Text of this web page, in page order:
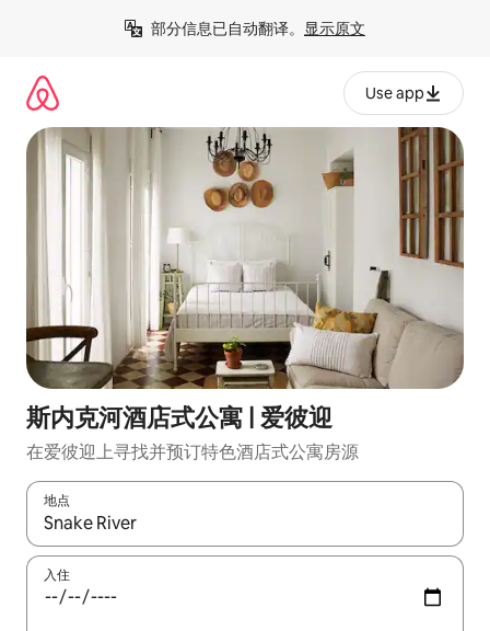
部分信息已自动翻译。 显示原文
Use app
斯内克河酒店式公寓 | 爱彼迎
在爱彼迎上寻找并预订特色酒店式公寓房源
地点
如有搜索结果，请使用上下方向键查看，或通过点击或滑动手势
入住